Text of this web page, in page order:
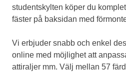
studentskylten köper du
fäster på baksidan med
Vi erbjuder snabb och enkel
online med möjlighet att
attiraljer mm. Välj mellan 57